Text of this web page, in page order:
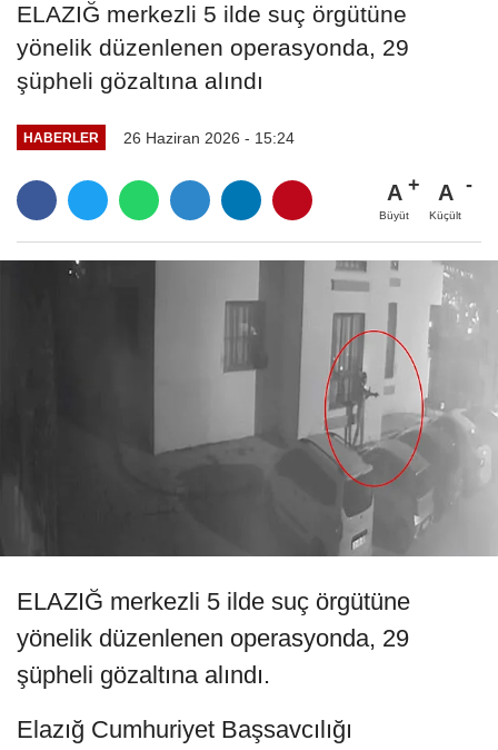
ELAZIĞ merkezli 5 ilde suç örgütüne
yönelik düzenlenen operasyonda, 29
şüpheli gözaltına alındı
HABERLER 26 Haziran 2026 - 15:24
A
Büyüt
A
Küçült
ELAZIĞ merkezli 5 ilde suç örgütüne
yönelik düzenlenen operasyonda, 29
şüpheli gözaltına alındı.
Elazığ Cumhuriyet Başsavcılığı